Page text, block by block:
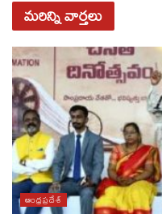
మరిన్నివార్తలు
ఆంధ్రప్రదేశ్